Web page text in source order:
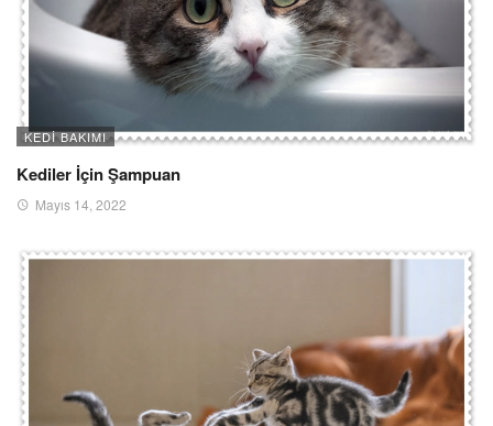
KEDI BAKIMI
Kediler İçin Şampuan
Mayıs 14, 2022